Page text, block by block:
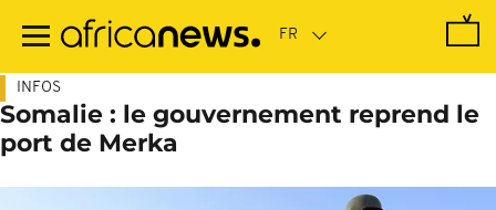
contenu
INFOS
Somalie : le gouvernement reprend le
port de Merka